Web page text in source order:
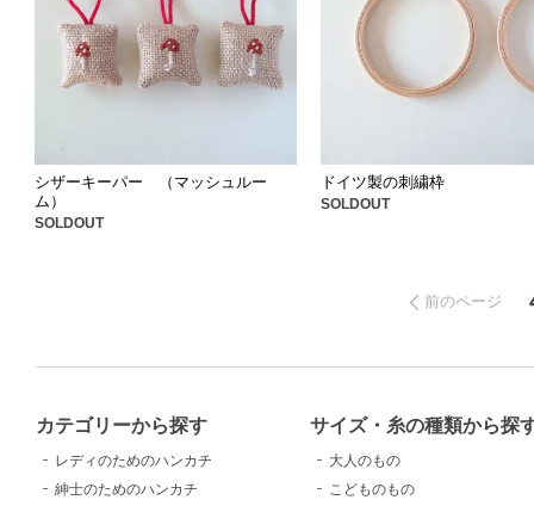
シザーキーパー （マッシュルー
ム）
SOLDOUT
ドイツ製の刺繍枠
SOLDOUT
前のページ
カテゴリーから探す
レディのためのハンカチ
紳士のためのハンカチ
サイズ・糸の種類から探
大人のもの
こどものもの